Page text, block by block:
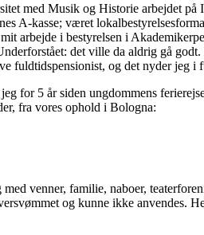
med Musik og Historie arbejdet
A-kasse; været
arbejde i bestyrelsen i
det ville da aldrig gå
fuldtidspensionist, og det nyder jeg i
for 5 år siden ungdommens
fra vores ophold i Bologna:
venner, familie, naboer,
og kunne ikke anvendes.